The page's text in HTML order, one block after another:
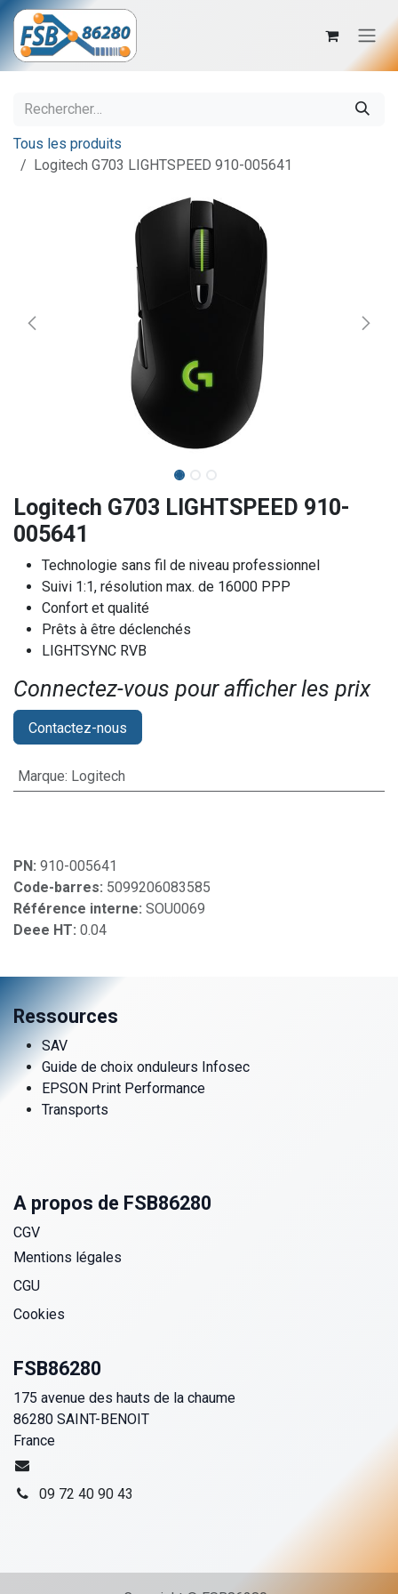
Se rendre au contenu
Tous les produits
Logitech G703 LIGHTSPEED 910-005641
Logitech G703 LIGHTSPEED 910-
005641
Technologie sans fil de niveau professionnel
Suivi 1:1, résolution max. de 16000 PPP
Confort et qualité
Prêts à être déclenchés
LIGHTSYNC RVB
Connectez-vous pour afficher les prix​
Contactez-nous
Marque: Logitech
PN: 910-005641
Code-barres: 5099206083585
Référence interne: SOU0069
Deee HT: 0.04
Ressources
SAV
Guide de choix onduleurs Infosec
EPSON Print Performance
Transports
A propos de FSB86280
CGV
Mentions légales
CGU
Cookies
FSB86280
175 avenue des hauts de la chaume
86280 SAINT-BENOIT
France
09 72 40 90 43